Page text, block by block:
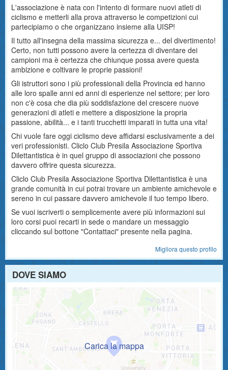
L'associazione è nata con l'intento di formare nuovi atleti di
ciclismo e metterli alla prova attraverso le competizioni cui
partecipiamo o che organizzano insieme alla UISP!
Il tutto all'insegna della massima sicurezza e... del divertimento!
Certo, non tutti possono avere la certezza di diventare dei
campioni ma è certezza che chiunque possa avere questa
ambizione e coltivare le proprie passioni!
Gli istruttori sono i più professionali della Provincia ed hanno
alle loro spalle anni ed anni di esperienze nel settore; per loro
non c'è cosa che dia più soddisfazione del crescere nuove
generazioni di atleti e mettere a disposizione la propria
passione, abilità... e i tanti trucchetti imparati in tutta una vita!
Chi vuole fare oggi ciclismo deve affidarsi esclusivamente a dei
veri professionisti. Cliclo Club Presila Associazione Sportiva
Dilettantistica è in quel gruppo di associazioni che possono
davvero offrire questa sicurezza.
Cliclo Club Presila Associazione Sportiva Dilettantistica è una
grande comunità in cui potrai trovare un ambiente amichevole e
sereno in cui passare davvero amichevole il tuo tempo libero.
Se vuoi iscriverti o semplicemente avere più informazioni sui
loro corsi puoi recarti in sede o mandare un messaggio
cliccando sul bottone "Contattaci" presente nella pagina.
Migliora questo profilo
DOVE SIAMO